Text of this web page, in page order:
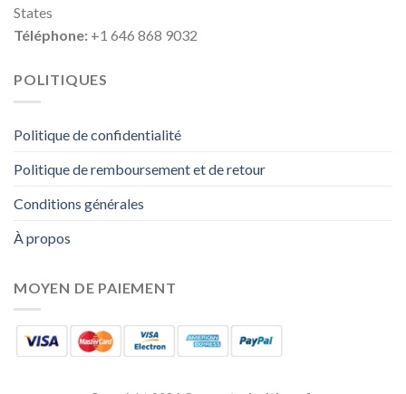
States
Téléphone: +1 646 868 9032
POLITIQUES
Politique de confidentialité
Politique de remboursement et de retour
Conditions générales
À propos
MOYEN DE PAIEMENT